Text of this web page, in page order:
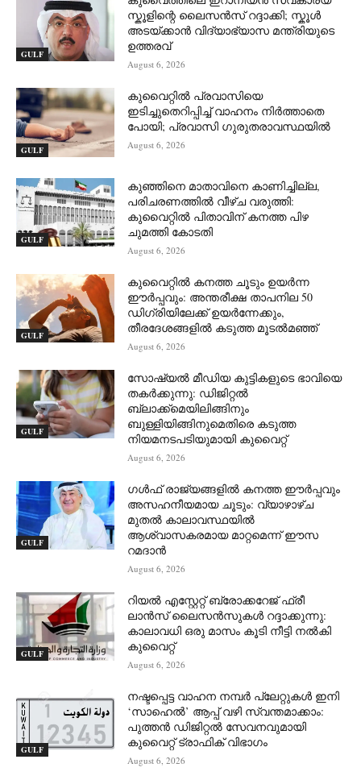
GULF
സ്കൂളിന്റെ ലൈസൻസ് റദ്ദാക്കി; സ്കൂൾ
അടയ്ക്കാൻ വിദ്യാഭ്യാസ മന്ത്രിയുടെ
ഉത്തരവ്
August 6, 2026
GULF
കുവൈറ്റിൽ പ്രവാസിയെ
ഇടിച്ചുതെറിപ്പിച്ച് വാഹനം നിർത്താതെ
പോയി; പ്രവാസി ഗുരുതരാവസ്ഥയിൽ
August 6, 2026
GULF
കുഞ്ഞിനെ മാതാവിനെ കാണിച്ചില്ല,
പരിചരണത്തിൽ വീഴ്ച വരുത്തി:
കുവൈറ്റിൽ പിതാവിന് കനത്ത പിഴ
ചുമത്തി കോടതി
August 6, 2026
GULF
കുവൈറ്റിൽ കനത്ത ചൂടും ഉയർന്ന
ഈർപ്പവും: അന്തരീക്ഷ താപനില 50
ഡിഗ്രിയിലേക്ക് ഉയർന്നേക്കും,
തീരദേശങ്ങളിൽ കടുത്ത മൂടൽമഞ്ഞ്
August 6, 2026
GULF
സോഷ്യൽ മീഡിയ കുട്ടികളുടെ ഭാവിയെ
തകർക്കുന്നു: ഡിജിറ്റൽ
ബ്ലാക്ക്‌മെയിലിങ്ങിനും
ബുള്ളിയിങ്ങിനുമെതിരെ കടുത്ത
നിയമനടപടിയുമായി കുവൈറ്റ്
August 6, 2026
GULF
ഗൾഫ് രാജ്യങ്ങളിൽ കനത്ത ഈർപ്പവും
അസഹനീയമായ ചൂടും: വ്യാഴാഴ്ച
മുതൽ കാലാവസ്ഥയിൽ
ആശ്വാസകരമായ മാറ്റമെന്ന് ഈസ
റമദാൻ
August 6, 2026
GULF
റിയൽ എസ്റ്റേറ്റ് ബ്രോക്കറേജ് ഫ്രീ
ലാൻസ് ലൈസൻസുകൾ റദ്ദാക്കുന്നു:
കാലാവധി ഒരു മാസം കൂടി നീട്ടി നൽകി
കുവൈറ്റ്
August 6, 2026
GULF
നഷ്ടപ്പെട്ട വാഹന നമ്പർ പ്ലേറ്റുകൾ ഇനി
‘സാഹെൽ’ ആപ്പ് വഴി സ്വന്തമാക്കാം:
പുത്തൻ ഡിജിറ്റൽ സേവനവുമായി
കുവൈറ്റ് ട്രാഫിക് വിഭാഗം
August 6, 2026